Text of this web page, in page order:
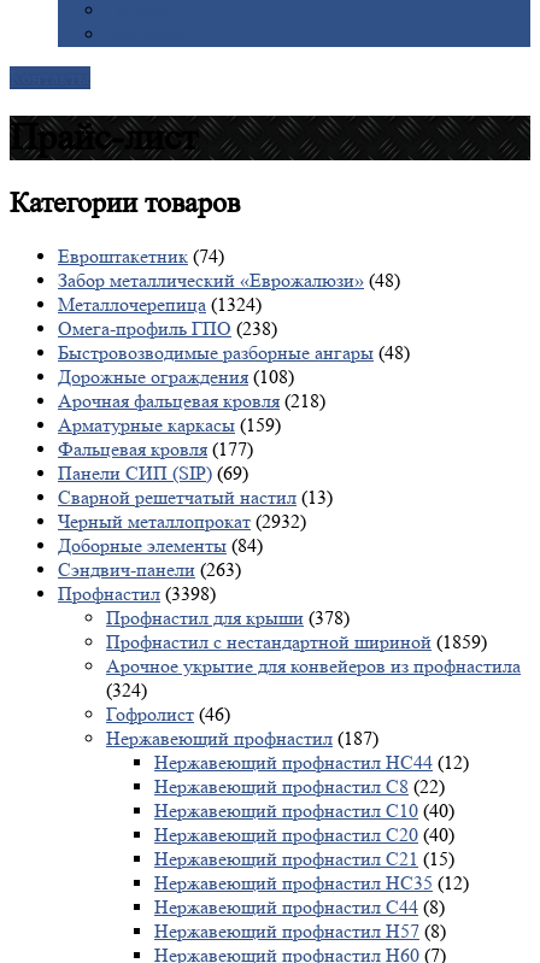
Прайс-лист
Категориитоваров
Евроштакетник (74)
Забор металлический «Еврожалюзи» (48)
Металлочерепица (1324)
Омега-профиль ГПО (238)
Быстровозводимые разборные ангары (48)
Дорожные ограждения (108)
Арочная фальцевая кровля (218)
Арматурные каркасы (159)
Фальцевая кровля (177)
Панели СИП (SIP) (69)
Сварной решетчатый настил (13)
Черный металлопрокат (2932)
Доборные элементы (84)
Сэндвич-панели (263)
Профнастил (3398)
Профнастил для крыши (378)
Профнастил с нестандартной шириной (1859)
Арочное укрытие для конвейеров из профнастила
(324)
Гофролист (46)
Нержавеющий профнастил (187)
Нержавеющий профнастил НС44 (12)
Нержавеющий профнастил С8 (22)
Нержавеющий профнастил С10 (40)
Нержавеющий профнастил С20 (40)
Нержавеющий профнастил С21 (15)
Нержавеющий профнастил НС35 (12)
Нержавеющий профнастил С44 (8)
Нержавеющий профнастил Н57 (8)
Нержавеющий профнастил Н60 (7)